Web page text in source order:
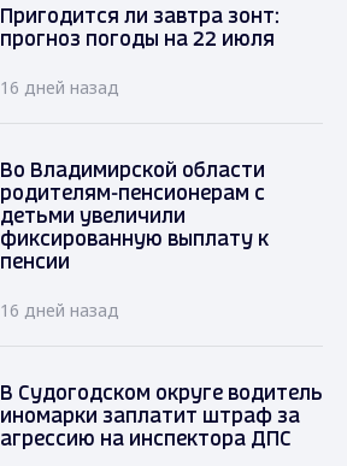
Пригодится ли завтра зонт:
прогноз погоды на 22 июля
16 дней назад
Во Владимирской области
родителям-пенсионерам с
детьми увеличили
фиксированную выплату к
пенсии
16 дней назад
В Судогодском округе водитель
иномарки заплатит штраф за
агрессию на инспектора ДПС